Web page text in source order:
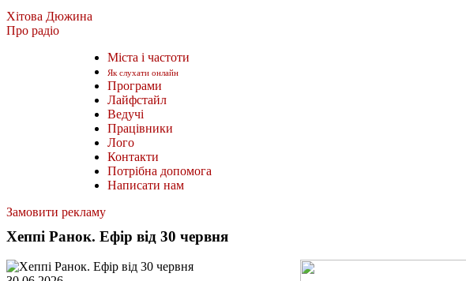
Хітова Дюжина
Про радіо
Міста і частоти
Як слухати онлайн
Програми
Лайфстайл
Ведучі
Працівники
Лого
Контакти
Потрібна допомога
Написати нам
Замовити рекламу
Хеппі Ранок. Ефір від 30 червня